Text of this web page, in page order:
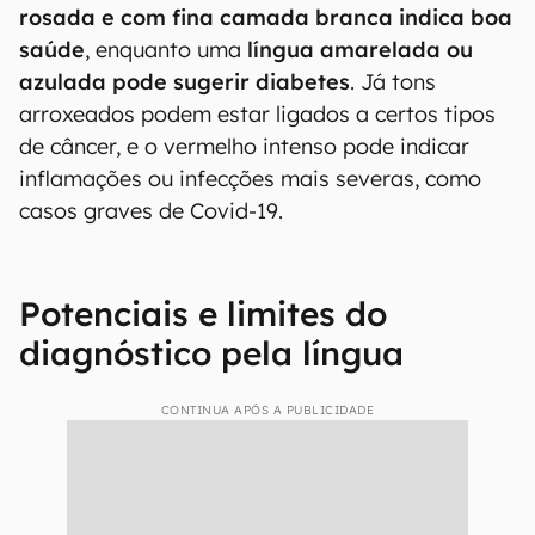
rosada e com fina camada branca indica boa
saúde, enquanto uma língua amarelada ou
azulada pode sugerir diabetes. Já tons
arroxeados podem estar ligados a certos tipos
de câncer, e o vermelho intenso pode indicar
inflamações ou infecções mais severas, como
casos graves de Covid-19.
Potenciais e limites do
diagnóstico pela língua
CONTINUA APÓS A PUBLICIDADE